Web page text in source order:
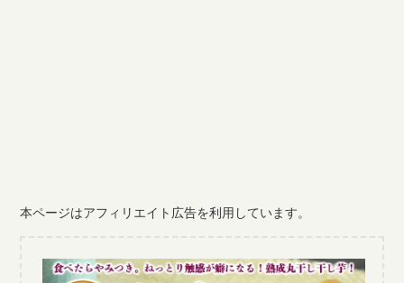
本ページはアフィリエイト広告を利用しています。